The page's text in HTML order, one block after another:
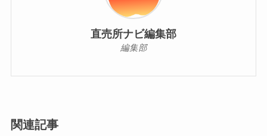
直売所ナビ編集部
編集部
関連記事